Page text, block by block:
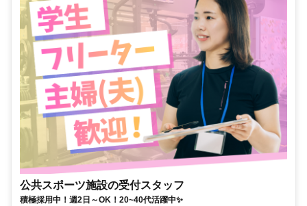
公共スポーツ施設の受付スタッフ
積極採用中！週2日～OK！20~40代活躍中✨